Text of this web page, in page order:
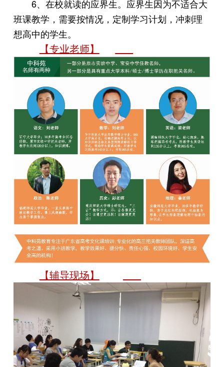
6、在校就读的应界生。应界生因为不适合大
班课教学，需要按情况，定制学习计划，冲刺理
想高中的学生。
【专业老师】
【辅导现场】